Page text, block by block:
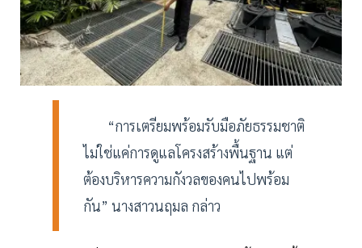
“การเตรียมพร้อมรับมือภัยธรรมชาติ
ไม่ใช่แค่การดูแลโครงสร้างพื้นฐาน แต่
ต้องบริหารความกังวลของคนไปพร้อม
กัน” นางสาวนฤมล กล่าว